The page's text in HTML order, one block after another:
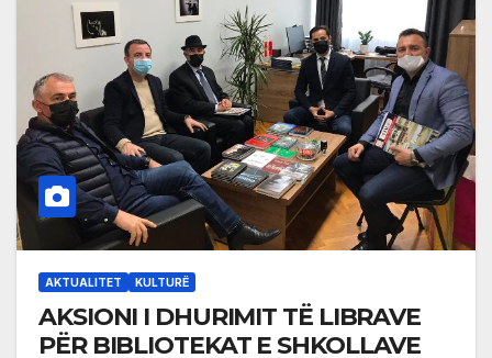
AKTUALITET KULTURË
AKSIONI I DHURIMIT TË LIBRAVE
PËR BIBLIOTEKAT E SHKOLLAVE